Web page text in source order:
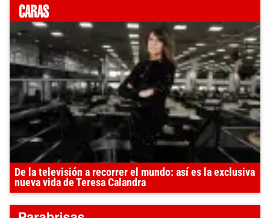
De la televisión a recorrer el mundo: así es la exclusiva
nueva vida de Teresa Calandra